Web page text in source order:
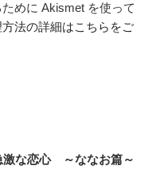
めに Akismet を使って
法の詳細はこちらをご
激な恋心 ～ななお篇～